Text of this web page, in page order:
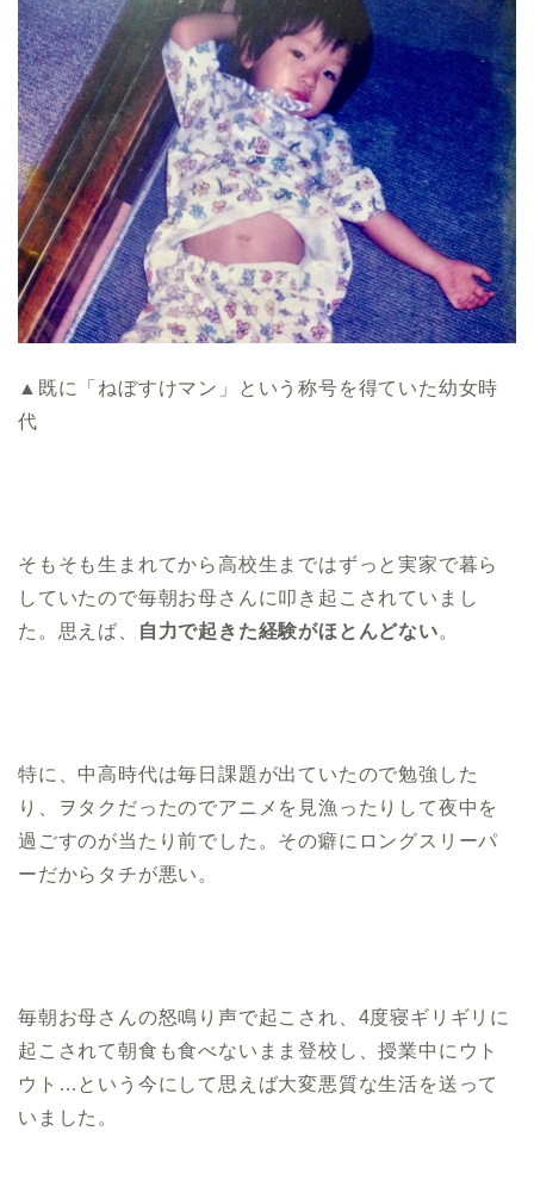
▲既に「ねぼすけマン」という称号を得ていた幼女時
代
そもそも生まれてから高校生まではずっと実家で暮ら
していたので毎朝お母さんに叩き起こされていまし
た。思えば、
自力で起きた経験がほとんどない。
特に、中高時代は毎日課題が出ていたので勉強した
り、ヲタクだったのでアニメを見漁ったりして夜中を
過ごすのが当たり前でした。その癖にロングスリーパ
ーだからタチが悪い。
毎朝お母さんの怒鳴り声で起こされ、4度寝ギリギリに
起こされて朝食も食べないまま登校し、授業中にウト
ウト…という今にして思えば大変悪質な生活を送って
いました。